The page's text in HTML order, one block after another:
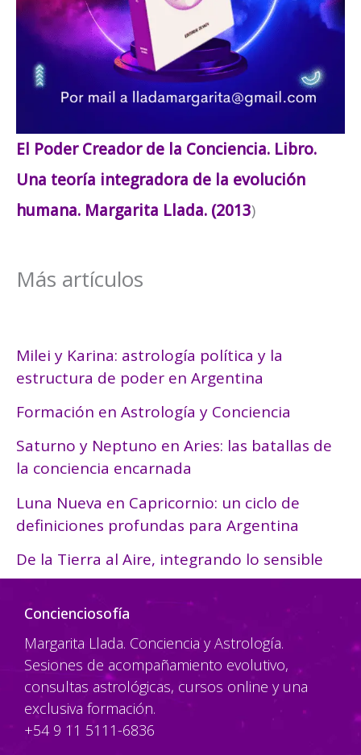
El Poder Creador de la Conciencia. Libro.
Una teoría integradora de la evolución
humana. Margarita Llada. (2013)
Más artículos
Milei y Karina: astrología política y la
estructura de poder en Argentina
Formación en Astrología y Conciencia
Saturno y Neptuno en Aries: las batallas de
la conciencia encarnada
Luna Nueva en Capricornio: un ciclo de
definiciones profundas para Argentina
De la Tierra al Aire, integrando lo sensible
Concienciosofía
Margarita Llada. Conciencia y Astrología.
Sesiones de acompañamiento evolutivo,
consultas astrológicas, cursos online y una
exclusiva formación.
+54 9 11 5111-6836